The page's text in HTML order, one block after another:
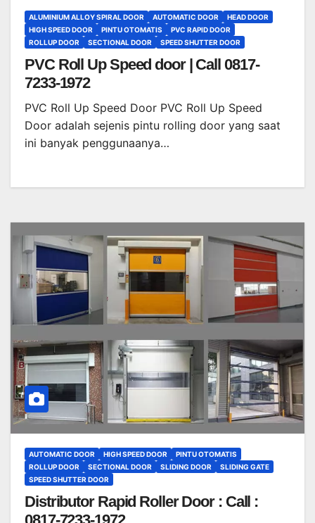
ALUMINIUM ALLOY SPIRAL DOOR AUTOMATIC DOOR
HEAD DOOR
HIGH SPEED DOOR
PINTU OTOMATIS
PVC RAPID DOOR
ROLLUP DOOR
SECTIONAL DOOR SPEED SHUTTER DOOR
PVC Roll Up Speed door | Call 0817-
7233-1972
PVC Roll Up Speed Door PVC Roll Up Speed
Door adalah sejenis pintu rolling door yang saat
ini banyak penggunaanya…
AUTOMATIC DOOR HIGH SPEED DOOR
PINTU OTOMATIS
ROLLUP DOOR
SECTIONAL DOOR SLIDING DOOR
SLIDING GATE
SPEED SHUTTER DOOR
Distributor Rapid Roller Door : Call :